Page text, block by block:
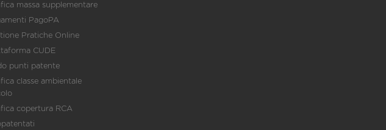
massa supplementare
PagoPA
Pratiche Online
CUDE
punti patente
classe ambientale
copertura RCA